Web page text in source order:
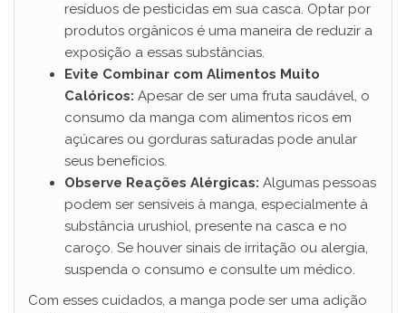
resíduos de pesticidas em sua casca. Optar por
produtos orgânicos é uma maneira de reduzir a
exposição a essas substâncias.
Evite Combinar com Alimentos Muito
Calóricos: Apesar de ser uma fruta saudável, o
consumo da manga com alimentos ricos em
açúcares ou gorduras saturadas pode anular
seus benefícios.
Observe Reações Alérgicas: Algumas pessoas
podem ser sensíveis à manga, especialmente à
substância urushiol, presente na casca e no
caroço. Se houver sinais de irritação ou alergia,
suspenda o consumo e consulte um médico.
Com esses cuidados, a manga pode ser uma adição